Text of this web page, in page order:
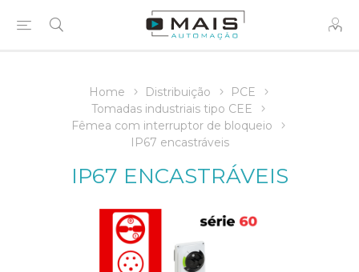
Home Distribuição
PCE
Tomadas industriais tipo CEE
Fêmea com interruptor de bloqueio
IP67 encastráveis
IP67 ENCASTRÁVEIS